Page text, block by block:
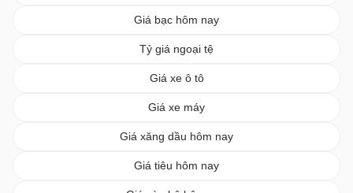
Giá bạc hôm nay
Tỷ giá ngoại tệ
Giá xe ô tô
Giá xe máy
Giá xăng dầu hôm nay
Giá tiêu hôm nay